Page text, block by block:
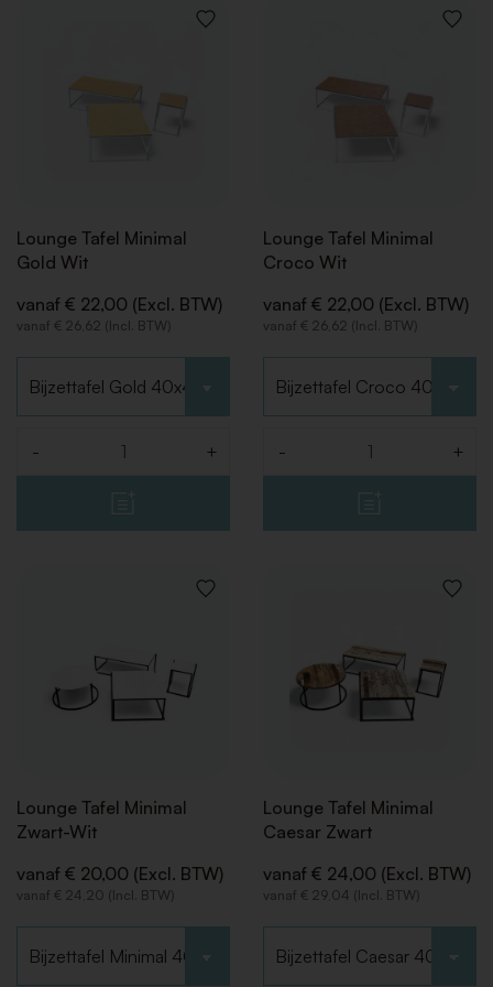
VOEG
Lounge Tafel Minimal
Gold Wit
vanaf € 22,00 (Excl. BTW)
vanaf € 26,62 (Incl. BTW)
- +
VOEG
Lounge Tafel Minimal
Croco Wit
vanaf € 22,00 (Excl. BTW)
vanaf € 26,62 (Incl. BTW)
- +
VOEG
Lounge Tafel Minimal
Zwart-Wit
vanaf € 20,00 (Excl. BTW)
vanaf € 24,20 (Incl. BTW)
VOEG
Lounge Tafel Minimal
Caesar Zwart
vanaf € 24,00 (Excl. BTW)
vanaf € 29,04 (Incl. BTW)